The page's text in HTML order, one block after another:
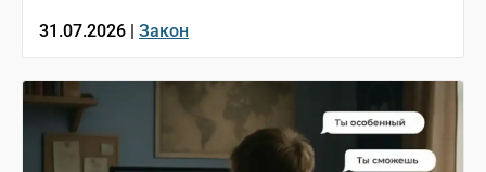
31.07.2026 | Закон